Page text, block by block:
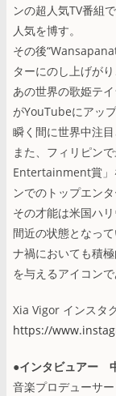
ンの超人気TV番組
人気を博す。
その後
ターにのし上げが
あの世界の歌姫テ
がYouTubeにアッ
瞬く間に世界中注
また、フィリピン
Entertainment賞」
ンでのトップエン
その才能は米国ハ
間近の状態となっ
ナ禍においても積
を与えるアイコンで
Xia Vigor インスタ
https://
●インタビュアー
音楽プロデューサ